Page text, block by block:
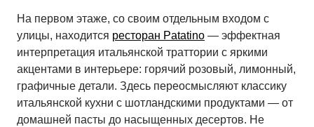
На первом этаже, со своим отдельным входом с
улицы, находится ресторан Patatino — эффектная
интерпретация итальянской траттории с яркими
акцентами в интерьере: горячий розовый, лимонный,
графичные детали. Здесь переосмысляют классику
итальянской кухни с шотландскими продуктами — от
домашней пасты до насыщенных десертов. Не